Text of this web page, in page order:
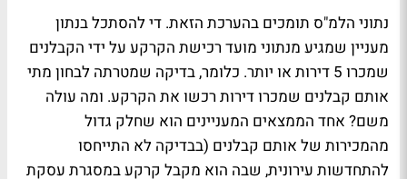
נתוני הלמ"ס תומכים בהערכת הזאת. די להסתכל בנתון
מעניין שמגיע מנתוני מועד רכישת הקרקע על ידי הקבלנים
שמכרו 5 דירות או יותר. כלומר, בדיקה שמטרתה לבחון מתי
אותם קבלנים שמכרו דירות רכשו את הקרקע. ומה עולה
משם? אחד הממצאים המעניינים הוא שחלק גדול
מהמכירות של אותם קבלנים (בבדיקה לא התייחסו
להתחדשות עירונית, שבה הוא מקבל קרקע במסגרת עסקת